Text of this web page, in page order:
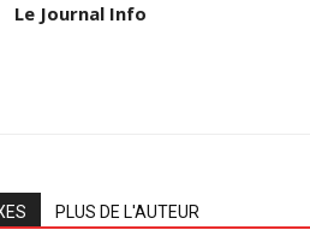
Le Journal Info
PLUS DE L'AUTEUR